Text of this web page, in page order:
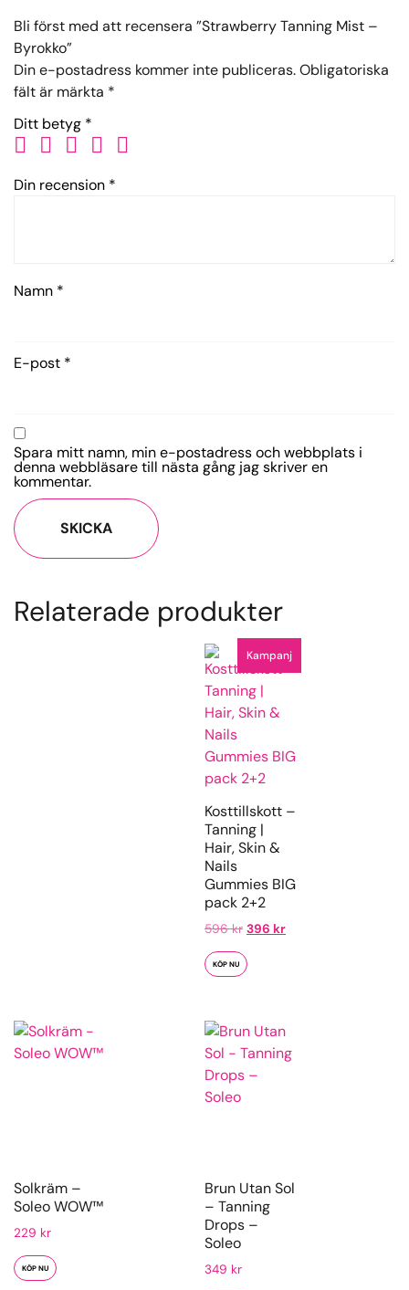
Bli först med att recensera ”Strawberry Tanning Mist –
Byrokko”
Din e-postadress kommer inte publiceras.Obligatoriska
fält är märkta *
Ditt betyg *
Din recension *
Namn *
E-post *
Spara mitt namn, min e-postadress och webbplats i
denna webbläsare till nästa gång jag skriver en
kommentar.
Relaterade produkter
Kampanj
Kosttillskott –
Tanning |
Hair, Skin &
Nails
Gummies BIG
pack 2+2
596kr 396 kr
KÖP NU
Solkräm –
Soleo WOW™
229 kr
KÖP NU
Brun Utan Sol
– Tanning
Drops –
Soleo
349 kr